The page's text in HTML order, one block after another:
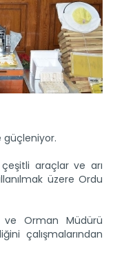
güçleniyor.
çeşitli araçlar ve arı
üzere Ordu
ve Orman Müdürü
çalışmalarından
tescilli
bereketli...